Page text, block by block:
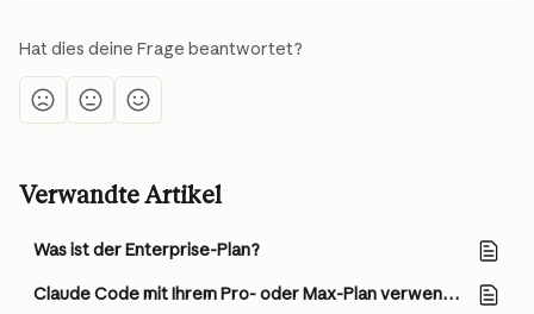
Hat dies deine Frage beantwortet?
Verwandte Artikel
Was ist der Enterprise-Plan?
Claude Code mit Ihrem Pro- oder Max-Plan verwenden